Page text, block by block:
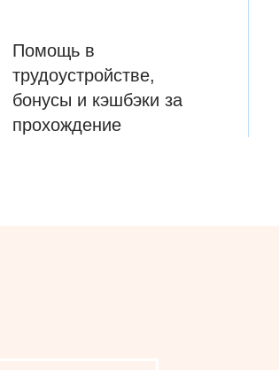
Помощь в
трудоустройстве,
бонусы и кэшбэки за
прохождение